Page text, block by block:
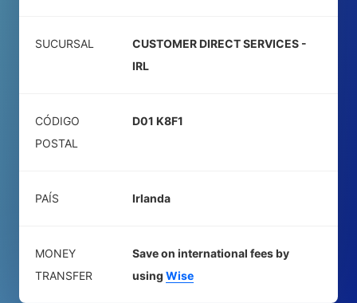
SUCURSAL
CUSTOMER DIRECT SERVICES -
IRL
CÓDIGO
POSTAL
D01 K8F1
PAÍS Irlanda
MONEY
TRANSFER
Save on international fees by
using Wise